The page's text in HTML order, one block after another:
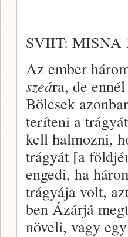
SVIIT: MISNA
Az ember
szeára, de
Bölcsek
teríteni a
kell halmozni,
trágyát [a
engedi, ha
trágyája volt,
ben Ázárjá
növeli, vagy